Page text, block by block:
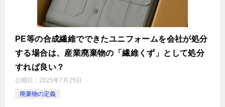
PE等の合成繊維でできたユニフォームを会社が処分
する場合は、産業廃棄物の「繊維くず」として処分
すれば良い？
公開日： 2025年7月25日
廃棄物の定義